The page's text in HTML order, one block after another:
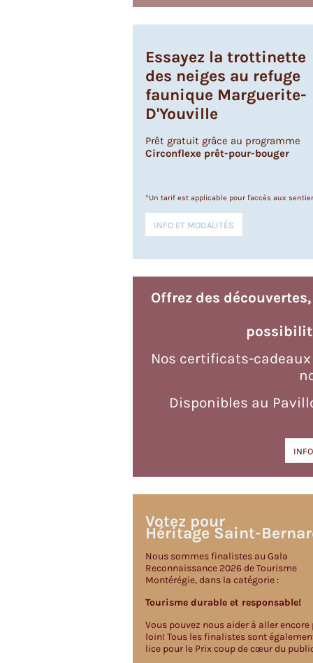
Essayez la trottinette
des neiges au refuge
faunique Marguerite-
D'Youville
Prêt gratuit grâce au programme
Circonflexe prêt-pour-bouger
*Un tarif est applicable pour l'accès aux
INFO ET MODALITÉS
Offrez des
Nos certificats-
Disponibles au
Votez pour
Héritage Saint-
Nous sommes finalistes au Gala
Reconnaissance 2026 de Tourisme
Montérégie, dans la catégorie :
Tourisme durable et responsable!
Vous pouvez nous aider à aller encore
loin! Tous les finalistes sont
lice pour le Prix coup de cœur du